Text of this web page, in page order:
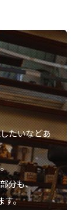
たいなどあ
分も、
す。